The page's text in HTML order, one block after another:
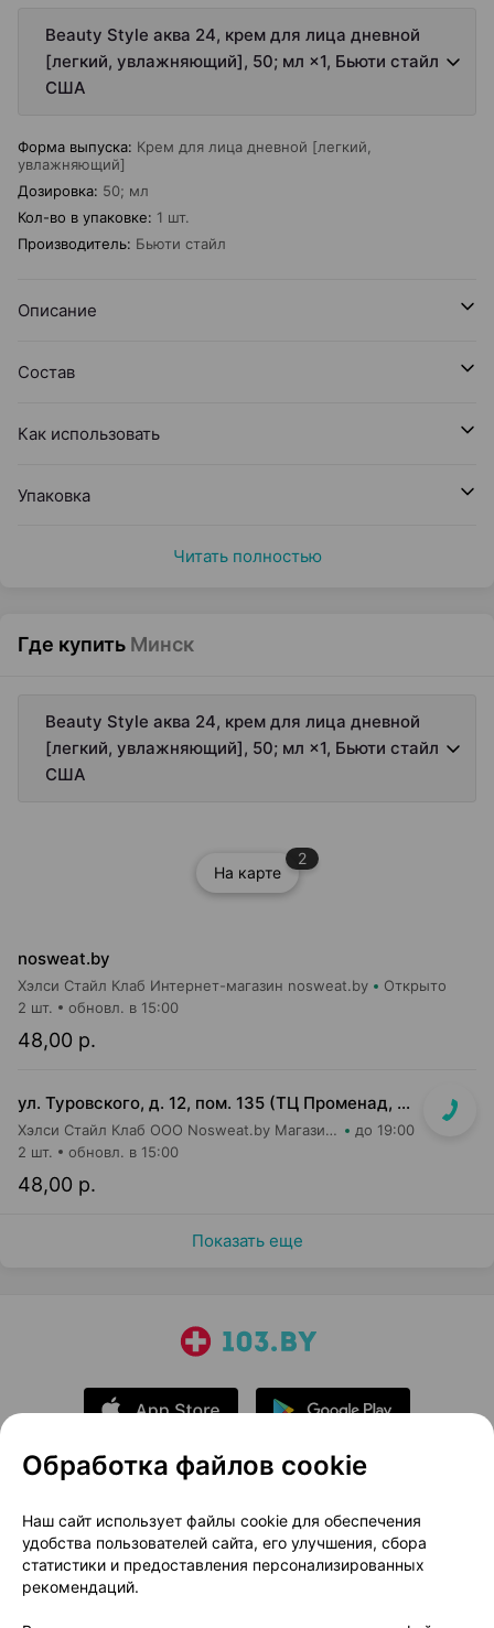
Beauty Style аква 24, крем для лица дневной
[легкий, увлажняющий], 50; мл ×1, Бьюти стайл
США
Форма выпуска: Крем для лица дневной [легкий,
увлажняющий]
Дозировка: 50; мл
Кол-во в упаковке: 1 шт.
Производитель: Бьюти стайл
Описание
Состав
Как использовать
Упаковка
Читать полностью
Где купить Минск
Beauty Style аква 24, крем для лица дневной
[легкий, увлажняющий], 50; мл ×1, Бьюти стайл
США
На карте
2
nosweat.by
Хэлси Стайл Клаб Интернет-магазин nosweat.by Открыто
48,00 р.
2 шт. обновл. в 15:00
ул. Туровского, д. 12, пом. 135 (ТЦ Променад, вход 7)
Хэлси Стайл Клаб ООО Nosweat.by Магазин товаров для здоровья до 19:00
48,00 р.
2 шт. обновл. в 15:00
Показать еще
О проекте
Новости проекта
Размещение рекламы
Медицинский маркетинг
Публичный договор
Доставка
Обработка файлов cookie
Наш сайт использует файлы cookie для обеспечения
удобства пользователей сайта, его улучшения, сбора
статистики и предоставления персонализированных
рекомендаций.